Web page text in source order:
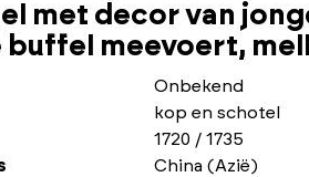
met decor van
meevoert,
Onbekend
kop en schotel
1720 / 1735
China (Azië)